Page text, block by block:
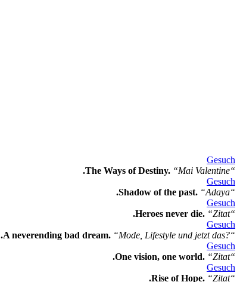
Gesuch
.The Ways of Destiny. “Mai Valentine“
Gesuch
.Shadow of the past. “Adaya“
Gesuch
.Heroes never die. “Zitat“
Gesuch
.A neverending bad dream. “Mode, Lifestyle und jetzt das?“
Gesuch
.One vision, one world. “Zitat“
Gesuch
.Rise of Hope. “Zitat“